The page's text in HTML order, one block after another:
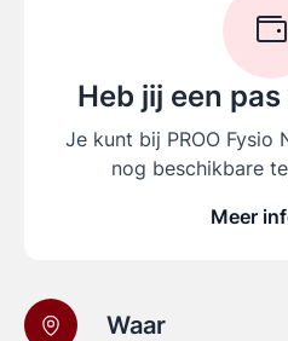
Heb jij een
Je kunt bij PROO Fysio
nog beschikbare
Meer
Waar